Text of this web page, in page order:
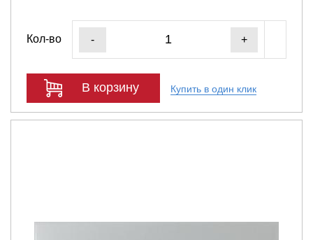
Кол-во - +
В корзину Купить в один клик